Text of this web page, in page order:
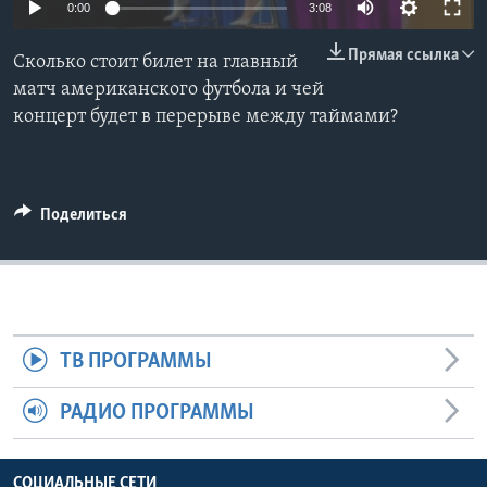
СОЦИАЛЬНЫЕ СЕТИ
0:00 3:08
Прямая ссылка
Сколько стоит билет на главный
матч американского футбола и чей
концерт будет в перерыве между таймами?
Поделиться
ТВ ПРОГРАММЫ
РАДИО ПРОГРАММЫ